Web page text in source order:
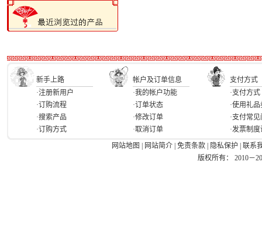
新手上路 帐户及订单信息
支付方式
·注册新用户
·订购流程
·搜索产品
·订购方式
·我的帐户功能
·订单状态
·修改订单
·取消订单
·支付方式
·使用礼品
·支付常
·发票制
网站地图
网站简介 免责条款 隐私保护
联系
版权所有： 2010－